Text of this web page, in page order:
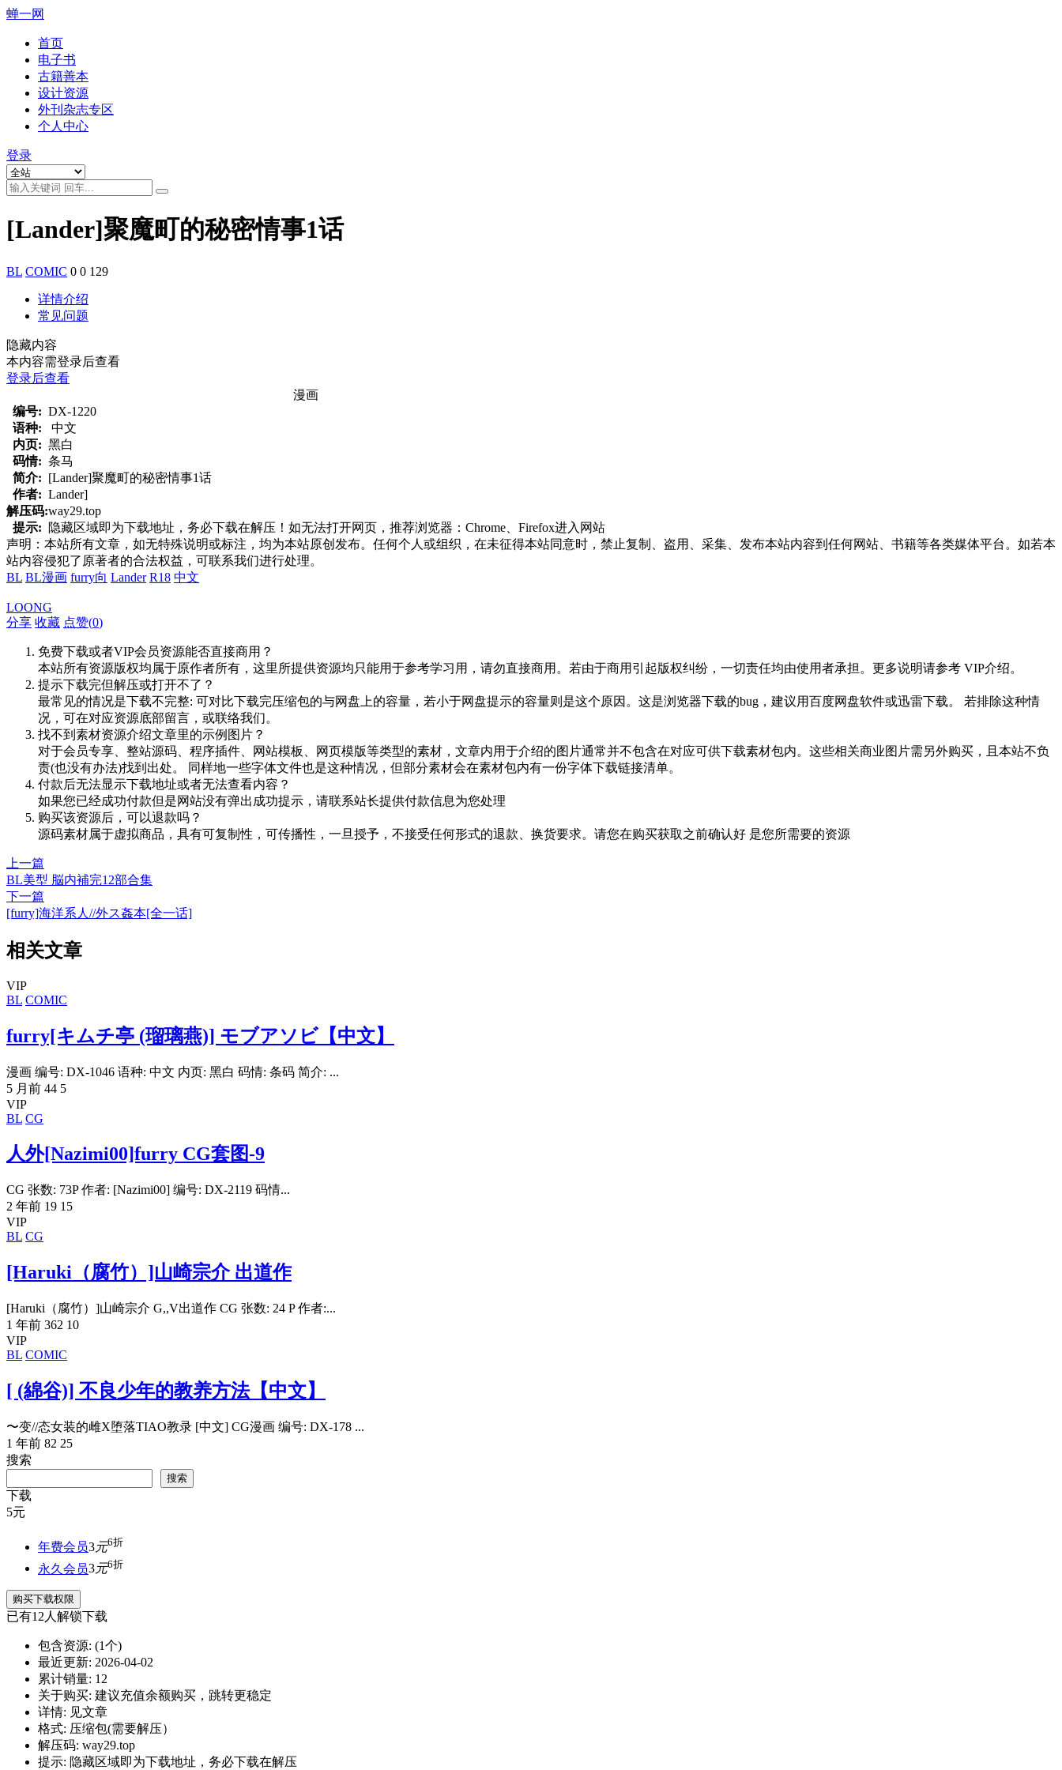
蝉一网
首页
电子书
古籍善本
设计资源
外刊杂志专区
个人中心
登录
[Lander]聚魔町的秘密情事1话
BL COMIC 0 0 129
详情介绍
常见问题
隐藏内容
本内容需登录后查看
登录后查看
漫画
编号: DX-1220
语种:
中文
内页: 黑白
码情: 条马
简介: [Lander]聚魔町的秘密情事1话
作者: Lander]
解压码:way29.top
提示:
隐藏区域即为下载地址，务必下载在解压！如无法打开网页，推荐浏览器：Chrome、Firefox进入网站
声明：本站所有文章，如无特殊说明或标注，均为本站原创发布。任何个人或组织，在未征得本站同意时，禁止复制、盗用、采集、发布本站内容到任何网站、书籍等各类媒体平台。如若本
站内容侵犯了原著者的合法权益，可联系我们进行处理。
BL BL漫画 furry向 Lander R18 中文
LOONG
分享 收藏 点赞(0)
免费下载或者VIP会员资源能否直接商用？
本站所有资源版权均属于原作者所有，这里所提供资源均只能用于参考学习用，请勿直接商用。若由于商用引起版权纠纷，一切责任均由使用者承担。更多说明请参考 VIP介绍。
提示下载完但解压或打开不了？
最常见的情况是下载不完整: 可对比下载完压缩包的与网盘上的容量，若小于网盘提示的容量则是这个原因。这是浏览器下载的bug，建议用百度网盘软件或迅雷下载。 若排除这种情
况，可在对应资源底部留言，或联络我们。
找不到素材资源介绍文章里的示例图片？
对于会员专享、整站源码、程序插件、网站模板、网页模版等类型的素材，文章内用于介绍的图片通常并不包含在对应可供下载素材包内。这些相关商业图片需另外购买，且本站不负
责(也没有办法)找到出处。 同样地一些字体文件也是这种情况，但部分素材会在素材包内有一份字体下载链接清单。
付款后无法显示下载地址或者无法查看内容？
如果您已经成功付款但是网站没有弹出成功提示，请联系站长提供付款信息为您处理
购买该资源后，可以退款吗？
源码素材属于虚拟商品，具有可复制性，可传播性，一旦授予，不接受任何形式的退款、换货要求。请您在购买获取之前确认好 是您所需要的资源
上一篇
BL美型 脳内補完12部合集
下一篇
[furry]海洋系人//外ス姦本[全一话]
相关文章
VIP
BL COMIC
furry[キムチ亭 (瑠璃燕)] モブアソビ【中文】
漫画 编号: DX-1046 语种: 中文 内页: 黑白 码情: 条码 简介: ...
5 月前 44 5
VIP
BL CG
人外[Nazimi00]furry CG套图-9
CG 张数: 73P 作者: [Nazimi00] 编号: DX-2119 码情...
2 年前 19 15
VIP
BL CG
[Haruki（腐竹）]山崎宗介 出道作
[Haruki（腐竹）]山崎宗介 G,,V出道作 CG 张数: 24 P 作者:...
1 年前 362 10
VIP
BL COMIC
[ (綿谷)] 不良少年的教养方法【中文】
〜变//态女装的雌X堕落TIAO教录 [中文] CG漫画 编号: DX-178 ...
1 年前 82 25
搜索
搜索
下载
5元
年费会员3元6折
永久会员3元6折
购买下载权限
已有12人解锁下载
包含资源: (1个)
最近更新: 2026-04-02
累计销量: 12
关于购买: 建议充值余额购买，跳转更稳定
详情: 见文章
格式: 压缩包(需要解压）
解压码: way29.top
提示: 隐藏区域即为下载地址，务必下载在解压